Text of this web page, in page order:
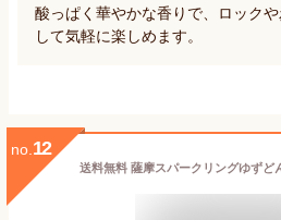
酸っぱく華やかな香りで、ロック
して気軽に楽しめます。
no. 12